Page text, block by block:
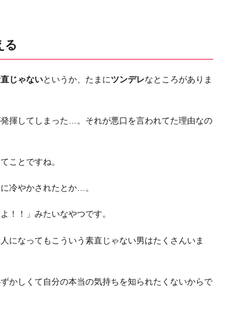
る
じゃないというか、たまにツンデレなところがありま
揮してしまった…。それが悪口を言われてた理由なの
ことですね。
冷やかされたとか…。
！！」みたいなやつです。
になってもこういう素直じゃない男はたくさんいま
かしくて自分の本当の気持ちを知られたくないからで